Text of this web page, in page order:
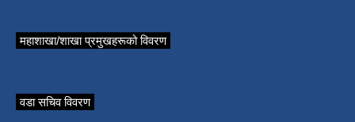
महाशाखा/शाखा प्रमुखहरूको विवरण
वडा सचिव विवरण